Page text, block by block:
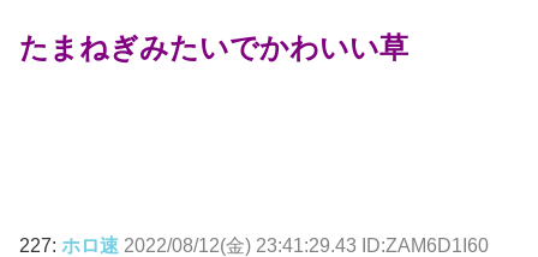
たまねぎみたいでかわいい草
227: ホロ速 2022/08/12(金) 23:41:29.43 ID:ZAM6D1I60